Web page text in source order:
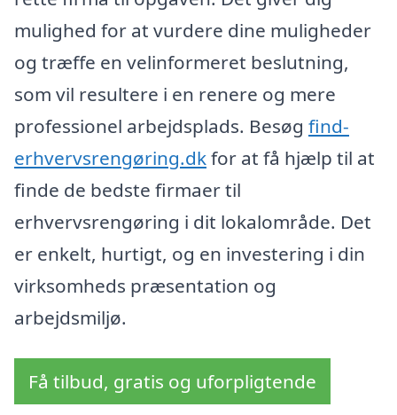
mulighed for at vurdere dine muligheder
og træffe en velinformeret beslutning,
som vil resultere i en renere og mere
professionel arbejdsplads. Besøg find-
erhvervsrengøring.dkfor at få hjælp til at
finde de bedste firmaer til
erhvervsrengøring i dit lokalområde. Det
er enkelt, hurtigt, og en investering i din
virksomheds præsentation og
arbejdsmiljø.
Få tilbud, gratis og uforpligtende